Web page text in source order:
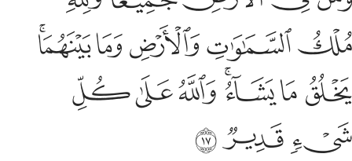
ﲧﲨﲩﲪﲫﲬ
ﲭﲮﲯﲰﲱﲲﲳ
ﲴﲵﲶ